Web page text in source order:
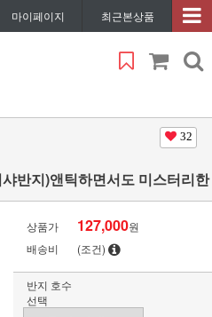
마이페이지 최근본상품
32
반지)앤틱하면서도 미스터리한
상품가 127,000원
배송비
(조건)
반지 호수
선택